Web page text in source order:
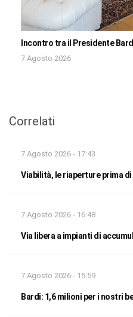
Incontro tra il Presidente
7 Agosto 2026
Correlati
7 Agosto 2026 - 17:43
Viabilità, le riaperture prima
7 Agosto 2026 - 16:48
Via libera a impianti di
7 Agosto 2026 - 15:59
Bardi: 1,6 milioni per i nostri